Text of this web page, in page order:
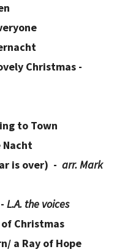
Christmas -
to Town
is over) - arr. Mark
L.A. the voices
Christmas
a Ray of Hope